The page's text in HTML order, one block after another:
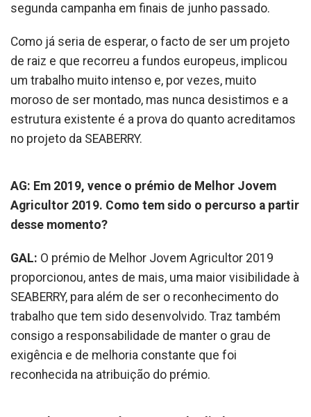
segunda campanha em finais de junho passado.
Como já seria de esperar, o facto de ser um projeto
de raiz e que recorreu a fundos europeus, implicou
um trabalho muito intenso e, por vezes, muito
moroso de ser montado, mas nunca desistimos e a
estrutura existente é a prova do quanto acreditamos
no projeto da SEABERRY.
AG: Em 2019, vence o prémio de Melhor Jovem
Agricultor 2019. Como tem sido o percurso a partir
desse momento?
GAL: O prémio de Melhor Jovem Agricultor 2019
proporcionou, antes de mais, uma maior visibilidade à
SEABERRY, para além de ser o reconhecimento do
trabalho que tem sido desenvolvido. Traz também
consigo a responsabilidade de manter o grau de
exigência e de melhoria constante que foi
reconhecida na atribuição do prémio.